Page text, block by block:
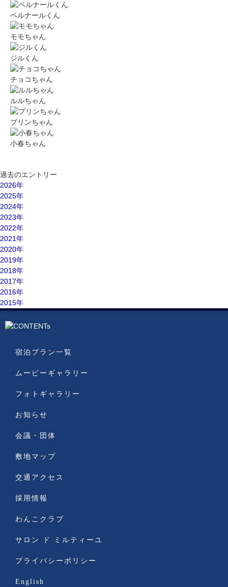
ペルナールくん
モモちゃん
ジルくん
チョコちゃん
ルルちゃん
プリンちゃん
小春ちゃん
過去のエントリー
2026年
2025年
2024年
2023年
2022年
2021年
2020年
2019年
2018年
2017年
2016年
2015年
宿泊プラン一覧
ムービーギャラリー
フォトギャラリー
お知らせ
会議・団体
敷地マップ
交通アクセス
採用情報
わんこクラブ
サロン ド ミルティーユ
プライバシーポリシー
English